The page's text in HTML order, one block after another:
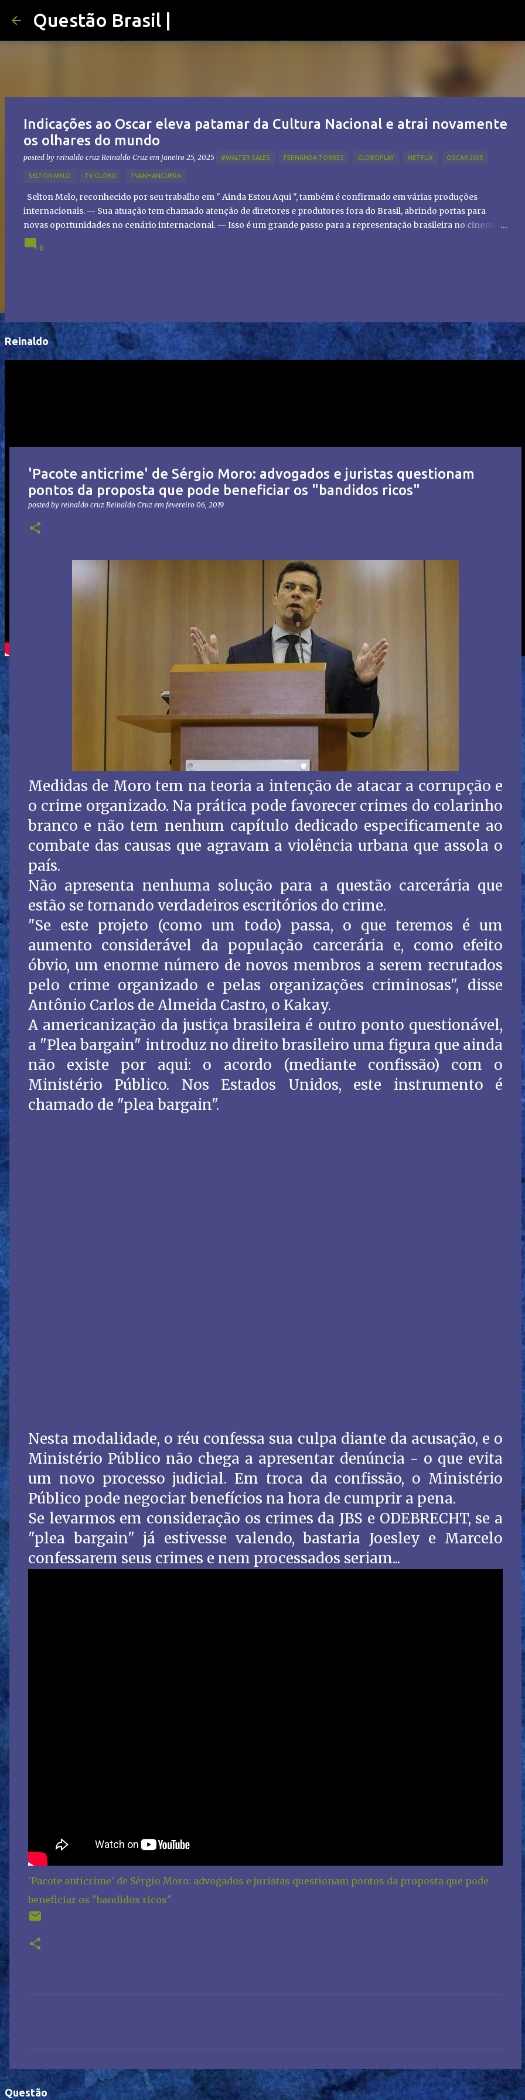
Questão Brasil |
Indicações ao Oscar eleva patamar da Cultura Nacional e atrai novamente
os olhares do mundo
posted by reinaldo cruz Reinaldo Cruz em janeiro 25, 2025 #WALTER SALES FERNANDA TORRES GLOBOPLAY NETFLIX OSCAR 2025
SELTON MELO TV GLOBO TVANHANGUERA
Selton Melo, reconhecido por seu trabalho em " Ainda Estou Aqui ", também é confirmado em várias produções
internacionais. -- Sua atuação tem chamado atenção de diretores e produtores fora do Brasil, abrindo portas para
novas oportunidades no cenário internacional. -- Isso é um grande passo para a representação brasileira no cinema
global!
0
Reinaldo
'Pacote anticrime' de Sérgio Moro: advogados e juristas questionam
pontos da proposta que pode beneficiar os "bandidos ricos"
posted by reinaldo cruz Reinaldo Cruz em fevereiro 06, 2019
Medidas de Moro tem na teoria a intenção de atacar a corrupção e
o crime organizado. Na prática pode favorecer crimes do colarinho
branco e não tem nenhum capítulo dedicado especificamente ao
combate das causas que agravam a violência urbana que assola o
país.
Não apresenta nenhuma solução para a questão carcerária que
estão se tornando verdadeiros escritórios do crime.
"Se este projeto (como um todo) passa, o que teremos é um
aumento considerável da população carcerária e, como efeito
óbvio, um enorme número de novos membros a serem recrutados
pelo crime organizado e pelas organizações criminosas", disse
Antônio Carlos de Almeida Castro, o Kakay.
A americanização da justiça brasileira é outro ponto questionável,
a "Plea bargain" introduz no direito brasileiro uma figura que ainda
não existe por aqui: o acordo (mediante confissão) com o
Ministério Público. Nos Estados Unidos, este instrumento é
chamado de "plea bargain".
Nesta modalidade, o réu confessa sua culpa diante da acusação, e o
Ministério Público não chega a apresentar denúncia - o que evita
um novo processo judicial. Em troca da confissão, o Ministério
Público pode negociar benefícios na hora de cumprir a pena.
Se levarmos em consideração os crimes da JBS e ODEBRECHT, se a
"plea bargain" já estivesse valendo, bastaria Joesley e Marcelo
confessarem seus crimes e nem processados seriam...
'Pacote anticrime' de Sérgio Moro: advogados e juristas questionam pontos da proposta que pode
beneficiar os "bandidos ricos"
t
Questão